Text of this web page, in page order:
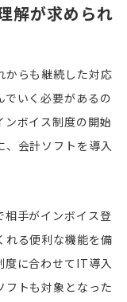
解が求められ
からも継続した対応
いく必要があるの
ボイス制度の開始
会計ソフトを導入
相手がインボイス登
れる便利な機能を備
度に合わせてIT導入
フトも対象となった